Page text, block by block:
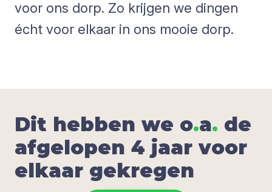
voor ons dorp. Zo krijgen we dingen
écht voor elkaar in ons mooie dorp.
Dit hebben we o.a. de
afgelopen 4 jaar voor
elkaar gekregen